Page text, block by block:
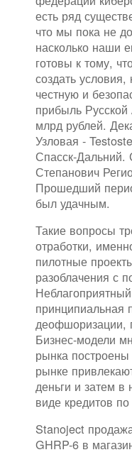
есть ряд
что мы пока не
насколько наши
готовы к тому,
создать
честную и
прибыль Русской
млрд рублей.
Узловая -
Спасск-Дальний.
Степанович
Прошедший
был удачным.
Такие вопросы
отработки,
пилотные
разоблачения с
принципиальная
деофшоризации,
Бизнес-модели
рынка
рынке
деньги и затем в
виде кредитов
Stanoject
GHRP-6 в